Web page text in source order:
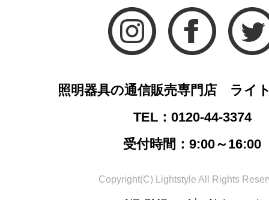
照明器具の通信販売専門店 ライ
TEL：0120-44-3374
受付時間：9:00～16:00
Copyright(C) Lightstyle All Rights